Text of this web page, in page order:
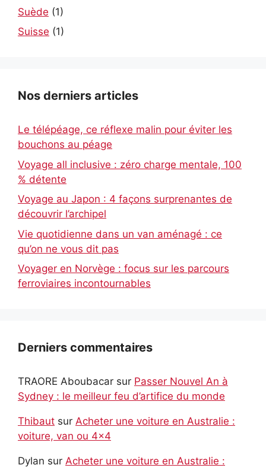
Suède (1)
Suisse (1)
Nos derniers articles
Le télépéage, ce réflexe malin pour éviter les
bouchons au péage
Voyage all inclusive : zéro charge mentale, 100
% détente
Voyage au Japon : 4 façons surprenantes de
découvrir l’archipel
Vie quotidienne dans un van aménagé : ce
qu’on ne vous dit pas
Voyager en Norvège : focus sur les parcours
ferroviaires incontournables
Derniers commentaires
TRAORE Aboubacar sur Passer Nouvel An à
Sydney : le meilleur feu d’artifice du monde
Thibaut sur Acheter une voiture en Australie :
voiture, van ou 4×4
Dylan sur Acheter une voiture en Australie :